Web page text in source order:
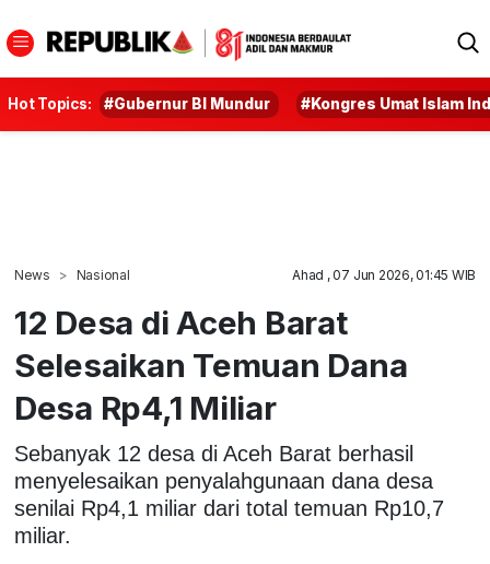
Hot Topics: #Gubernur BI Mundur #Kongres Umat Islam
News Nasional Ahad , 07 Jun 2026, 01:45 WIB
12 Desa di Aceh Barat
Selesaikan Temuan Dana
Desa Rp4,1 Miliar
Sebanyak 12 desa di Aceh Barat berhasil
menyelesaikan penyalahgunaan dana desa
senilai Rp4,1 miliar dari total temuan Rp10,7
miliar.